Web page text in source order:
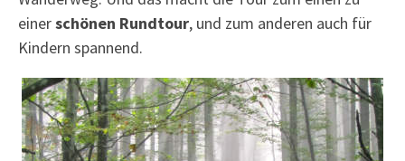
einerschönen Rundtour, und zum anderen auch für
Kindern spannend.